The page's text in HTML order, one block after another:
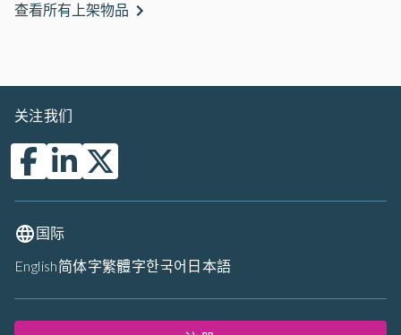
查看所有上架物品
关注我们
国际
English简体字繁體字한국어 日本語